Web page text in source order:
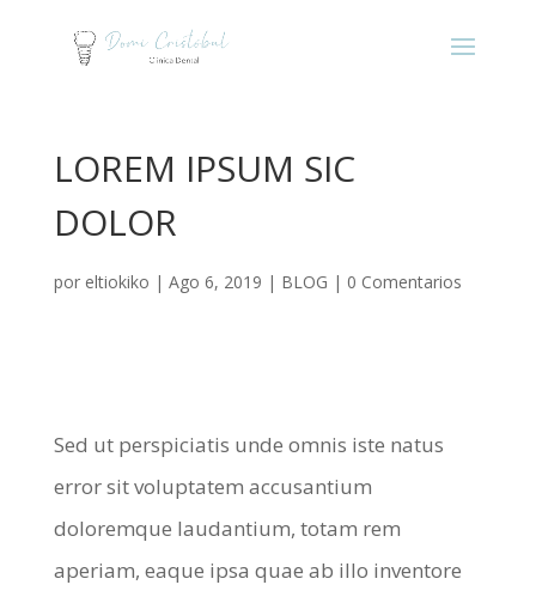
LOREM IPSUM SIC
DOLOR
por eltiokiko | Ago 6, 2019 | BLOG | 0 Comentarios
Sed ut perspiciatis unde omnis iste natus
error sit voluptatem accusantium
doloremque laudantium, totam rem
aperiam, eaque ipsa quae ab illo inventore